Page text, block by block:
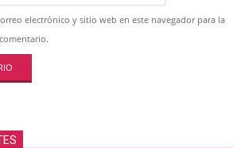
electrónico y sitio web en este navegador para la